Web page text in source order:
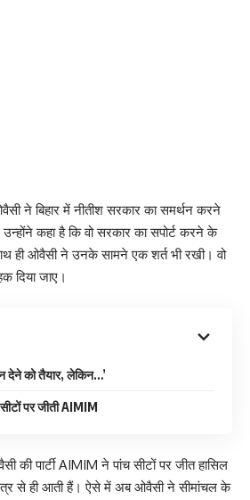
ने बिहार में नीतीश सरकार का समर्थन करने
कहा है कि वो सरकार का सपोर्ट करने के
ही ओवैसी ने उनके सामने एक शर्त भी रखी। वो
दिया जाए।
देने को तैयार, लेकिन…’
पर जीती AIMIM
की पार्टी AIMIM ने पांच सीटों पर जीत हासिल
से ही आती हैं। ऐसे में अब ओवैसी ने सीमांचल के